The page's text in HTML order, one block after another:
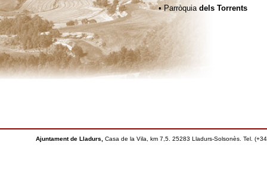
• Parròquia dels Torrents
Ajuntament de Lladurs, Casa de la Vila, km 7,5. 25283 Lladurs-Solsonès. Tel.